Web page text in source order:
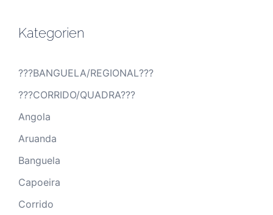
Kategorien
???BANGUELA/REGIONAL???
???CORRIDO/QUADRA???
Angola
Aruanda
Banguela
Capoeira
Corrido